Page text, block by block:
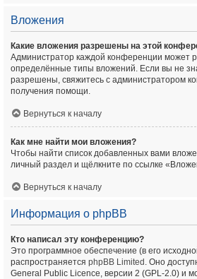
Вложения
Какие вложения разрешены на этой
Администратор каждой конференции может
определённые типы вложений. Если вы не
разрешены, свяжитесь с администратором
получения помощи.
Вернуться к началу
Как мне найти мои вложения?
Чтобы найти список добавленных вами
личный раздел и щёлкните по ссылке
Вернуться к началу
Информация о phpBB
Кто написал эту конференцию?
Это программное обеспечение (в его
распространяется phpBB Limited . Оно
General Public Licence, версии 2 (GPL-2.0) и